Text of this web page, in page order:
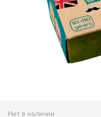
Нет в наличии